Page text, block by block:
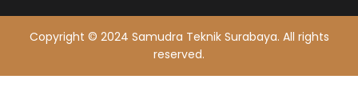
Copyright © 2024 Samudra Teknik Surabaya. All rights
reserved.